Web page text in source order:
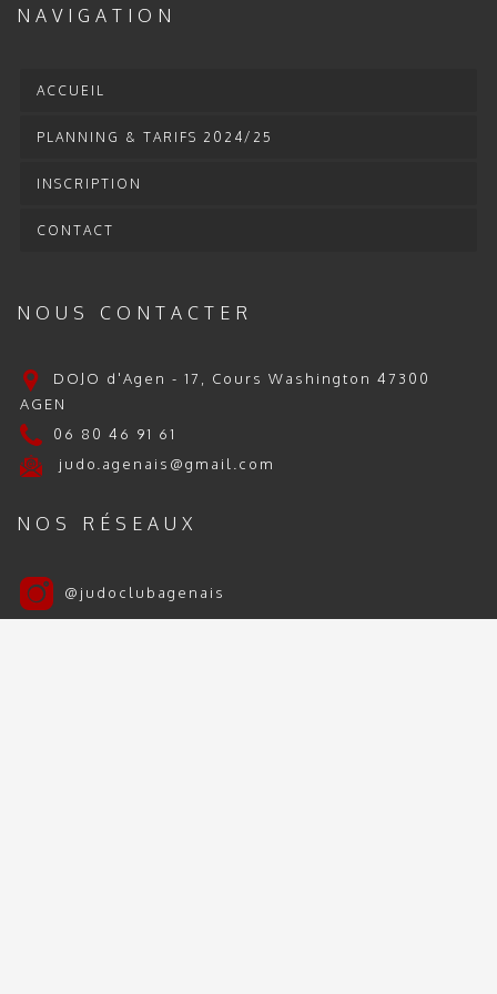
NOUS CONTACTER
DOJO d'Agen - 17, Cours Washington 47300
AGEN
06 80 46 91 61
judo.agenais@gmail.com
NAVIGATION
ACCUEIL
PLANNING & TARIFS 2024/25
INSCRIPTION
CONTACT
NOS RÉSEAUX
@judoclubagenais